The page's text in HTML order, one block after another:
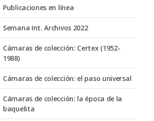
Publicaciones en línea
Semana Int. Archivos 2022
Cámaras de colección: Certex (1952-
1988)
Cámaras de colección: el paso universal
Cámaras de colección: la época de la
baquelita